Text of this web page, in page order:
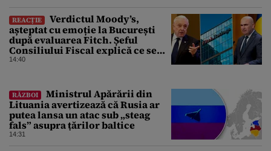
REACȚIE
Verdictul Moody’s,
așteptat cu emoție la București
după evaluarea Fitch. Șeful
Consiliului Fiscal explică ce se
poate întâmpla cu ratingul
14:40
RĂZBOI
Ministrul Apărării din
Lituania avertizează că Rusia ar
putea lansa un atac sub „steag
fals” asupra țărilor baltice
14:31